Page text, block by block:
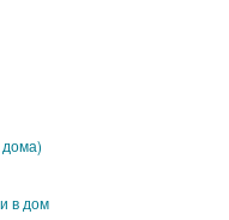
в дом